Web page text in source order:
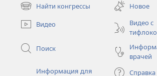
новом
Найти конгрессы
(открывается
в
новом
Новое
Видео
Видео с
Поиск
врачей
Информация для
Справка